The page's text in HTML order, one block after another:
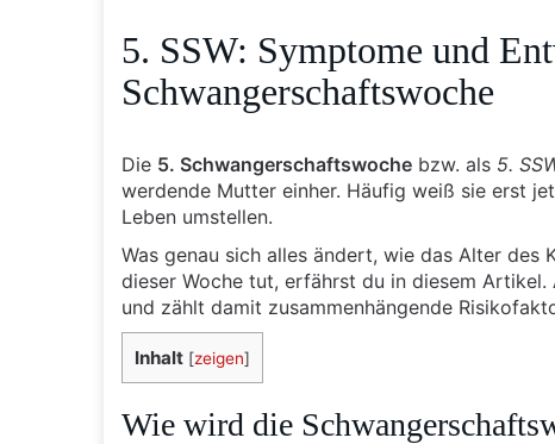
5. SSW: Symptome und
Schwangerschaftswoche
Die 5. Schwangerschaftswoche bzw. als 5.
werdende Mutter einher. Häufig weiß sie erst
Leben umstellen.
Was genau sich alles ändert, wie das Alter
dieser Woche tut, erfährst du in diesem
und zählt damit zusammenhängende
Inhalt [zeigen]
Wie wird die